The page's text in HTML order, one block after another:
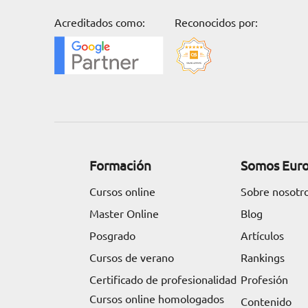
ARTÍCULOS
ORIENTACIÓN
LABORAL
TRABAJA CON NOSOTROS
Acreditados como: Reconocidos por:
Formación
Cursos online
Master Online
Posgrado
Cursos de verano
Certificado de profesionalidad
Cursos online homologados
Somos
Sobre
Blog
Artículos
Rankings
Profesión
Contenido